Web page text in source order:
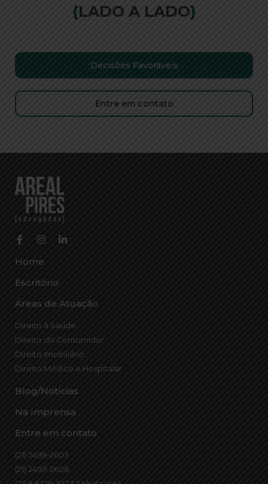
{LADO A LADO}
Decisões Favoráveis
Entre em contato
Home
Escritório
Áreas de Atuação
Direito à Saúde
Direito do Consumidor
Direito Imobiliário
Direito Médico e Hospitalar
Blog/Notícias
Na Imprensa
Entre em contato
(21) 2499-2603
(21) 2499-2606